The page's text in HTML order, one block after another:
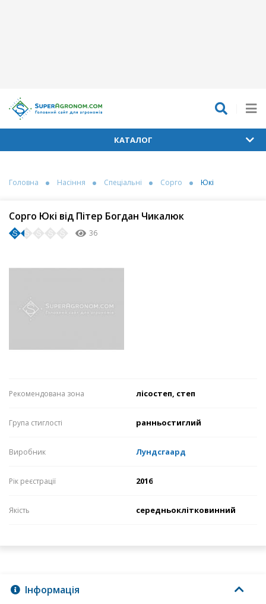
КАТАЛОГ
Головна Насіння Спеціальні Сорго Юкі
Сорго Юкі від Пітер Богдан Чикалюк
36
Рекомендована зона лісостеп, степ
Група стиглості ранньостиглий
Виробник Лундсгаард
Рік реєстрації 2016
Якість середньоклітковинний
Інформація